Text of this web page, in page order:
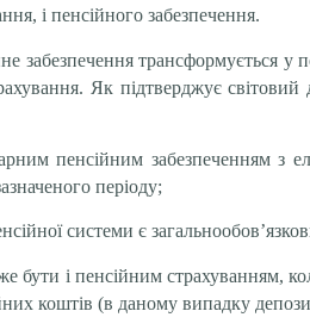
і пенсійного забезпечення.
забезпечення трансформується
Як підтверджує світовий
пенсійним забезпеченням з
періоду;
системи є
бути і пенсійним страхуванням,
коштів (в даному випадку